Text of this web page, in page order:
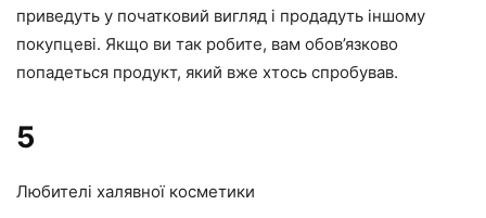
приведуть у початковий вигляд і продадуть іншому
покупцеві. Якщо ви так робите, вам обов’язково
попадеться продукт, який вже хтось спробував.
5
Любителі халявної косметики